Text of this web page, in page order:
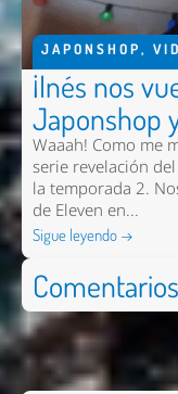
JAPONSHOP,
¡Inés nos
Japonshop
Waaah! Como me
serie revelación
la temporada 2.
de Eleven en...
Sigue leyendo →
Comentarios